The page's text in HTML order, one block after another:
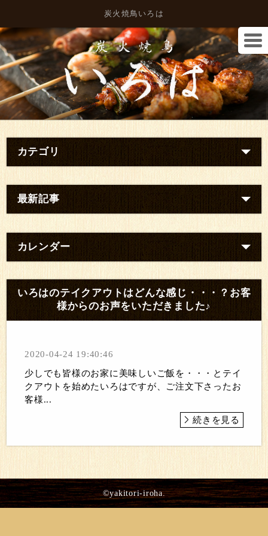
炭火焼鳥いろは
カテゴリ
最新記事
カレンダー
いろはのテイクアウトはどんな感じ・・・？お客
様からのお声をいただきました♪
2020-04-24 19:40:46
少しでも皆様のお家に美味しいご飯を・・・とテイ
クアウトを始めたいろはですが、ご注文下さったお
客様...
続きを見る
©yakitori-iroha.